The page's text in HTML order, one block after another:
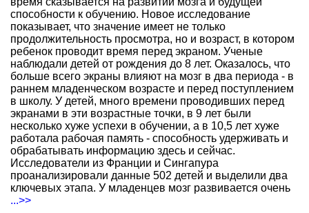
способности к обучению. Новое исследование
показывает, что значение имеет не только
продолжительность просмотра, но и возраст, в котором
ребенок проводит время перед экраном. Ученые
наблюдали детей от рождения до 8 лет. Оказалось, что
больше всего экраны влияют на мозг в два периода - в
раннем младенческом возрасте и перед поступлением
в школу. У детей, много времени проводивших перед
экранами в эти возрастные точки, в 9 лет были
несколько хуже успехи в обучении, а в 10,5 лет хуже
работала рабочая память - способность удерживать и
обрабатывать информацию здесь и сейчас.
Исследователи из Франции и Сингапура
проанализировали данные 502 детей и выделили два
ключевых этапа. У младенцев мозг развивается очень
...>>